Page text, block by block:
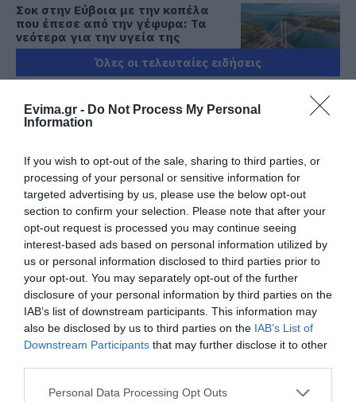
Evima.gr - Do Not Process My Personal
Information
If you wish to opt-out of the sale, sharing to third parties, or
processing of your personal or sensitive information for
targeted advertising by us, please use the below opt-out
section to confirm your selection. Please note that after your
opt-out request is processed you may continue seeing
interest-based ads based on personal information utilized by
us or personal information disclosed to third parties prior to
your opt-out. You may separately opt-out of the further
disclosure of your personal information by third parties on the
IAB’s list of downstream participants. This information may
also be disclosed by us to third parties on the IAB’s List of
Downstream Participants that may further disclose it to other
Please note that this website/app uses one or more Google
Personal Data Processing Opt Outs
Σοκ στην Εύβοια με την κοπέλα
που έπεσε από την γέφυρα: Τα
νεότερα για την υγεία της
06.08.2026 | 21:20
Κινδύνευσε κτηνοτροφική μονάδα
– Νέο βίντεο
Καφές: Τα οφέλη της μέτριας
κατανάλωσης σύμφωνα με ειδικό
στο μικροβίωμα του εντέρου
06.08.2026 | 21:00
«Ανάσα» για τους αγρότες στην
Εύβοια: Ολοκληρώθηκε μεγάλο
έργο
06.08.2026 | 20:40
Ο λόγος που τηγανίζουμε ψάρια
τέλειο μαγείρεμα
06.08.2026 | 20:20
Όλες οι τελευταίες ειδήσεις
ΠΕΡΙΣΣΟΤΕΡΑ ΑΠΟ ΕΙΔΗΣΕΙΣ ΕΥΒΟΙΑ
Φωτιά στη Σκύρο:
Χωρίς ενεργό μέτωπο –
Παραμένουν ισχυρές
δυνάμεις της
Πυροσβεστικής
Συνελήφθη 63χρονη
για τη φωτιά στη Σκύρο